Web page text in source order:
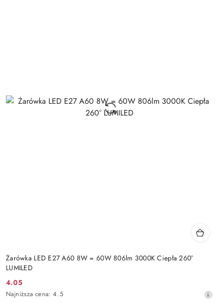
Żarówka LED E27 A60 8W = 60W 806lm 3000K Ciepła 260°
LUMILED
Cena
promocyjna:
4.05
Najniższa
Najniższa cena: 4.5